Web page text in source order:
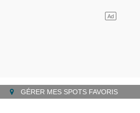
GÉRER MES SPOTS FAVORIS